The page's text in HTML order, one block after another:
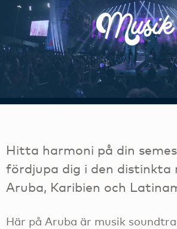
Musik
Hitta harmoni på din
fördjupa dig i den distinkta
Aruba, Karibien och
Här på Aruba är musik